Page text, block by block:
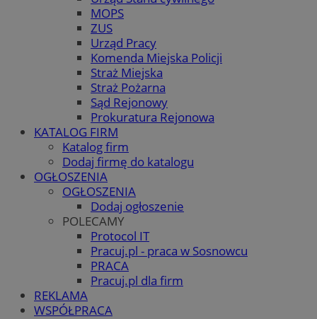
MOPS
ZUS
Urząd Pracy
Komenda Miejska Policji
Straż Miejska
Straż Pożarna
Sąd Rejonowy
Prokuratura Rejonowa
KATALOG FIRM
Katalog firm
Dodaj firmę do katalogu
OGŁOSZENIA
OGŁOSZENIA
Dodaj ogłoszenie
POLECAMY
Protocol IT
Pracuj.pl - praca w Sosnowcu
PRACA
Pracuj.pl dla firm
REKLAMA
WSPÓŁPRACA